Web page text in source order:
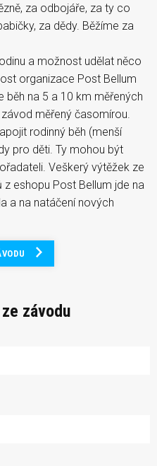
za odbojáře, za ty co
za dědy. Běžíme za
a možnost udělat něco
organizace Post Bellum
běh na 5 a 10 km měřených
měřený časomírou.
rodinný běh (menší
pro děti. Ty mohou být
Veškerý výtěžek ze
eshopu Post Bellum jde na
a na natáčení nových
závodu